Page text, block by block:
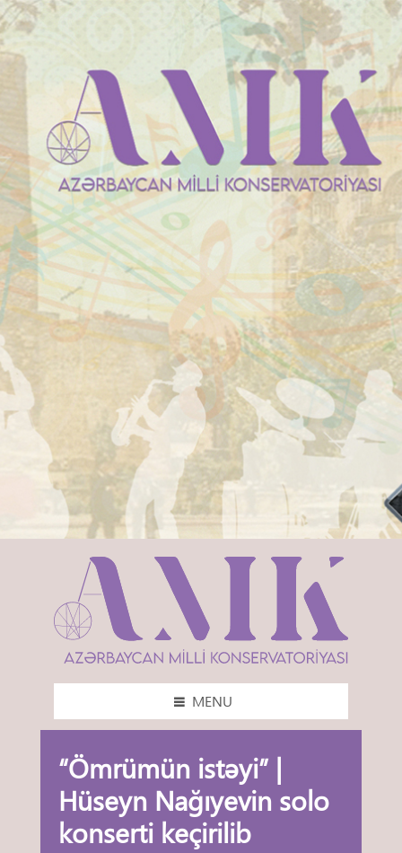
MENU
“Ömrümün istəyi” |
Hüseyn Nağıyevin solo
konserti keçirilib